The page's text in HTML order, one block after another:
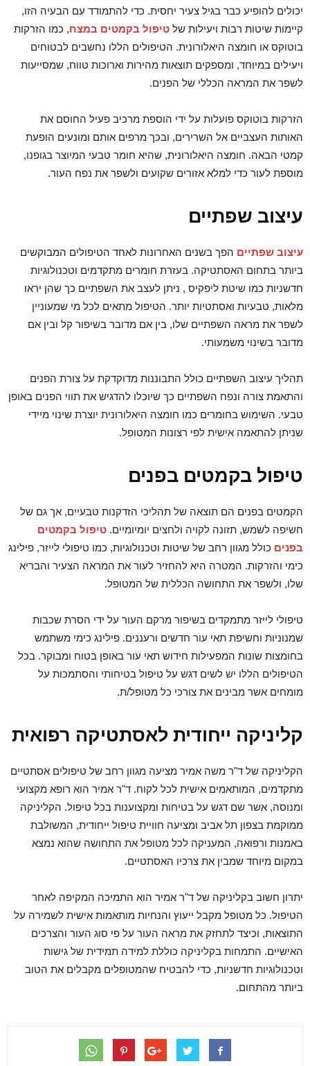
יכולים להופיע כבר בגיל צעיר יחסית. כדי להתמודד עם הבעיה הזו,
קיימות שיטות רבות ויעילות של טיפול בקמטים במצח, כמו הזרקות
בוטוקס או חומצה היאלורונית. הטיפולים הללו נחשבים לבטוחים
ויעילים במיוחד, ומספקים תוצאות מהירות וארוכות טווח, שמסייעות
לשפר את המראה הכללי של הפנים.
הזרקות בוטוקס פועלות על ידי הוספת מרכיב פעיל החוסם את
האותות העצביים אל השרירים, ובכך מרפים אותם ומונעים הופעת
קמטי הבאה. חומצה היאלורונית, שהיא חומר טבעי המיוצר בגופנו,
מוספת לעור כדי למלא אזורים שקועים ולשפר את נפח העור.
עיצוב שפתיים
עיצוב שפתיים הפך בשנים האחרונות לאחד הטיפולים המבוקשים
ביותר בתחום האסתטיקה. בעזרת חומרים מתקדמים וטכנולוגיות
חדשניות כמו שיטת ליפקיס , ניתן לעצב את השפתיים כך שהן יראו
מלאות, טבעיות ואסתטיות יותר. הטיפול מתאים לכל מי שמעוניין
לשפר את מראה השפתיים שלו, בין אם מדובר בשיפור קל ובין אם
מדובר בשינוי משמעותי.
תהליך עיצוב השפתיים כולל התבוננות מדוקדקת על צורת הפנים
והתאמת צורה ונפח השפתיים כך שיוכלו להדגיש את תווי הפנים באופן
טבעי. השימוש בחומרים כמו חומצה היאלורונית יוצרת שינוי מיידי
שניתן להתאמה אישית לפי רצונות המטופל.
טיפול בקמטים בפנים
הקמטים בפנים הם תוצאה של תהליכי הזדקנות טבעיים, אך גם של
חשיפה לשמש, תזונה לקויה ולחצים יומיומיים. טיפול בקמטים
בפנים כולל מגוון רחב של שיטות וטכנולוגיות, כמו טיפולי לייזר, פילינג
כימי והזרקות. המטרה היא להחזיר לעור את המראה הצעיר והבריא
שלו, ולשפר את התחושה הכללית של המטופל.
טיפולי לייזר מתמקדים בשיפור מרקם העור על ידי הסרת שכבות
שמנוניות וחשיפת תאי עור חדשים ורעננים. פילינג כימי משתמש
בחומצות שונות המפעילות חידוש תאי עור באופן בטוח ומבוקר. בכל
הטיפולים הללו יש לשים דגש על טיפול בטיחותי והסתמכות על
מומחים אשר מבינים את צורכי כל מטופל/ת.
קליניקה ייחודית לאסתטיקה רפואית
הקליניקה של ד"ר משה אמיר מציעה מגוון רחב של טיפולים אסתטיים
מתקדמים, המותאמים אישית לכל לקוח. ד"ר אמיר הוא רופא מקצועי
ומנוסה, אשר שם דגש על בטיחות ומקצוענות בכל טיפול. הקליניקה
ממוקמת בצפון תל אביב ומציעה חוויית טיפול ייחודית, המשולבת
באמנות ורפואה, המעניקה לכל מטופל את התחושה שהוא נמצא
במקום מיוחד שמבין את צרכיו האסתטיים.
יתרון חשוב בקליניקה של ד"ר אמיר הוא התמיכה המקיפה לאחר
הטיפול. כל מטופל מקבל ייעוץ והנחיות מותאמות אישית לשמירה על
התוצאות, וכיצד לתחזק את מראה העור על פי סוג העור והצרכים
האישיים. התמחות בקליניקה כוללת למידה תמידית של גישות
וטכנולוגיות חדשניות, כדי להבטיח שהמטופלים מקבלים את הטוב
ביותר מהתחום.